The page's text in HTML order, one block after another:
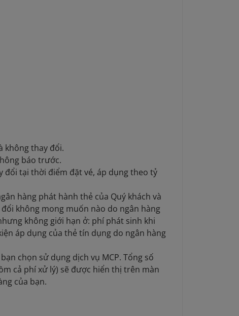
không thay đổi.
báo trước.
đổi tại thời điểm đặt vé, áp dụng theo tỷ
hàng phát hành thẻ của Quý khách và
không mong muốn nào do ngân hàng
không giới hạn ở: phí phát sinh khi
áp dụng của thẻ tín dụng do ngân hàng
chọn sử dụng dịch vụ MCP. Tổng số
cả phí xử lý) sẽ được hiển thị trên màn
của bạn.